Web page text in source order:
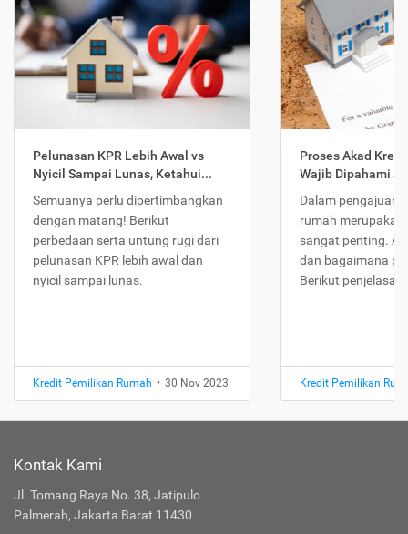
Pelunasan KPR Lebih Awal vs
Nyicil Sampai Lunas, Ketahui...
Semuanya perlu dipertimbangkan
dengan matang! Berikut
perbedaan serta untung rugi dari
pelunasan KPR lebih awal dan
nyicil sampai lunas.
Kredit Pemilikan Rumah • 30 Nov 2023
Proses Akad
Wajib Dipahami
Dalam pengajuan
rumah
sangat penting.
dan bagaimana
Berikut
Kredit Pemilikan
Kontak Kami
Jl. Tomang Raya No. 38, Jatipulo
Palmerah, Jakarta Barat 11430